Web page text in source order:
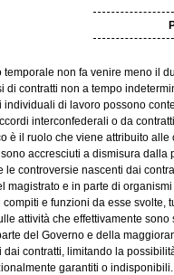
temporale non fa venire meno il
di contratti non a tempo
individuali di lavoro possono
interconfederali o da
è il ruolo che viene attribuito
accresciuti a dismisura
le controversie nascenti dai
magistrato e in parte di
e funzioni da esse
attività che effettivamente sono
del Governo e della
contratti, limitando la
garantiti o indisponibili.